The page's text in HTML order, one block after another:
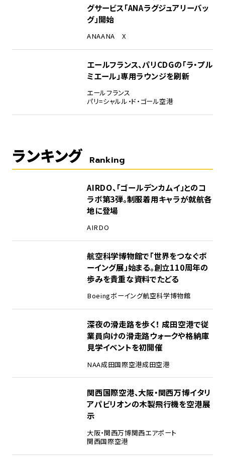
グサービス「ANAラグジュアリーバッ
グ」開始
ANAANA X
エールフランス、パリCDGの「ラ・プル
ミエール」専用ラウンジを刷新
エールフランス
パリ=シャルル・ド・ゴール空港
ランキング Ranking
AIRDO、「ゴールデンカムイ」とのコ
ラボ第3弾。制服着用キャラが就航各
地に登場
AIRDO
航空科学博物館で「世界をつなぐボ
ーイング展」始まる。創立110周年の
歩みを貴重な資料でたどる
Boeingボーイング航空科学博物館
深夜の滑走路を歩く！ 成田空港で従
業員向けの滑走路ウォークや格納庫
見学イベントを初開催
NAA成田国際空港成田空港
関西国際空港、大阪・関西万博イタリ
アパビリオンの木製飛行機を空港展
示
大阪・関西万博関西エアポート
関西国際空港